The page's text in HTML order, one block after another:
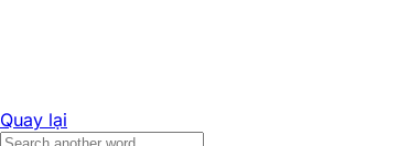
Quay lại